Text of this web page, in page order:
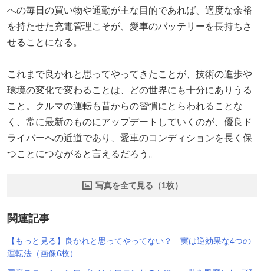
への毎日の買い物や通勤が主な目的であれば、適度な余裕
を持たせた充電管理こそが、愛車のバッテリーを長持ちさ
せることになる。
これまで良かれと思ってやってきたことが、技術の進歩や
環境の変化で変わることは、どの世界にも十分にありうる
こと。クルマの運転も昔からの習慣にとらわれることな
く、常に最新のものにアップデートしていくのが、優良ド
ライバーへの近道であり、愛車のコンディションを長く保
つことにつながると言えるだろう。
写真を全て見る（1枚）
関連記事
【もっと見る】良かれと思ってやってない？ 実は逆効果な4つの
運転法（画像6枚）